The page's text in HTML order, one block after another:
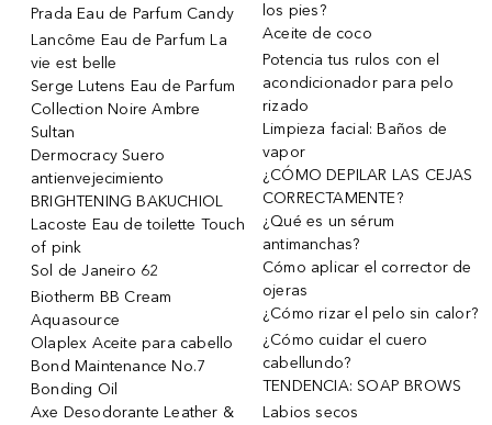
Prada Eau de Parfum Candy
Lancôme Eau de Parfum La
vie est belle
Serge Lutens Eau de Parfum
Collection Noire Ambre
Sultan
Dermocracy Suero
antienvejecimiento
BRIGHTENING BAKUCHIOL
Lacoste Eau de toilette Touch
of pink
Sol de Janeiro 62
Biotherm BB Cream
Aquasource
Olaplex Aceite para cabello
Bond Maintenance No.7
Bonding Oil
Axe Desodorante Leather &
los pies?
Aceite de coco
Potencia tus rulos con el
acondicionador para pelo
rizado
Limpieza facial: Baños de
vapor
¿CÓMO DEPILAR LAS CEJAS
CORRECTAMENTE?
¿Qué es un sérum
antimanchas?
Cómo aplicar el corrector de
ojeras
¿Cómo rizar el pelo sin calor?
¿Cómo cuidar el cuero
cabellundo?
TENDENCIA: SOAP BROWS
Labios secos